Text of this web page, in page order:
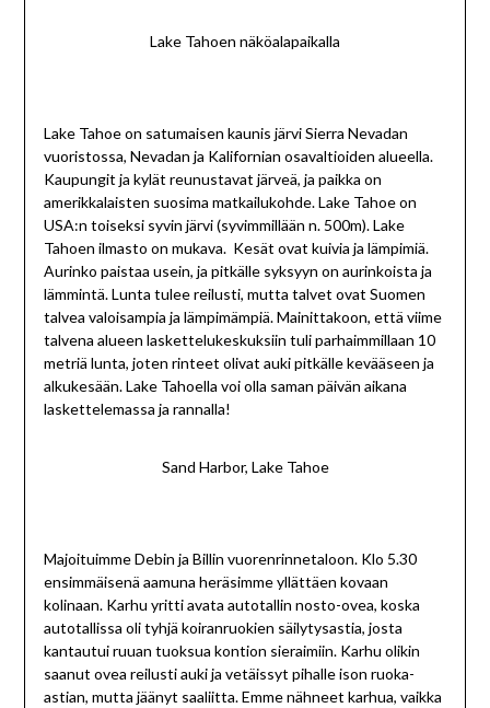
Lake Tahoen näköalapaikalla
Lake Tahoe on satumaisen kaunis järvi Sierra Nevadan
vuoristossa, Nevadan ja Kalifornian osavaltioiden alueella.
Kaupungit ja kylät reunustavat järveä, ja paikka on
amerikkalaisten suosima matkailukohde. Lake Tahoe on
USA:n toiseksi syvin järvi (syvimmillään n. 500m). Lake
Tahoen ilmasto on mukava. Kesät ovat kuivia ja lämpimiä.
Aurinko paistaa usein, ja pitkälle syksyyn on aurinkoista ja
lämmintä. Lunta tulee reilusti, mutta talvet ovat Suomen
talvea valoisampia ja lämpimämpiä. Mainittakoon, että viime
talvena alueen laskettelukeskuksiin tuli parhaimmillaan 10
metriä lunta, joten rinteet olivat auki pitkälle kevääseen ja
alkukesään. Lake Tahoella voi olla saman päivän aikana
laskettelemassa ja rannalla!
Sand Harbor, Lake Tahoe
Majoituimme Debin ja Billin vuorenrinnetaloon. Klo 5.30
ensimmäisenä aamuna heräsimme yllättäen kovaan
kolinaan. Karhu yritti avata autotallin nosto-ovea, koska
autotallissa oli tyhjä koiranruokien säilytysastia, josta
kantautui ruuan tuoksua kontion sieraimiin. Karhu olikin
saanut ovea reilusti auki ja vetäissyt pihalle ison ruoka-
astian, mutta jäänyt saaliitta. Emme nähneet karhua, vaikka